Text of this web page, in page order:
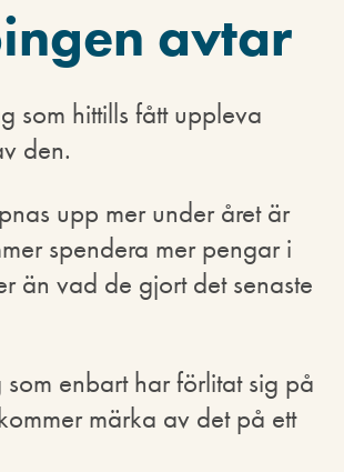
avtar
som hittills fått uppleva
den.
upp mer under året är
spendera mer pengar i
än vad de gjort det senaste
enbart har förlitat sig på
märka av det på ett